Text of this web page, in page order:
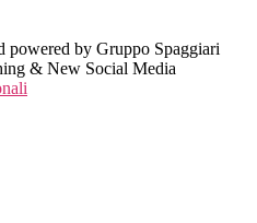
powered by Gruppo Spaggiari
& New Social Media